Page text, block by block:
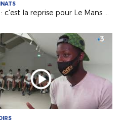
National : c'est la reprise pour Le Mans FC (France 3 PDL)